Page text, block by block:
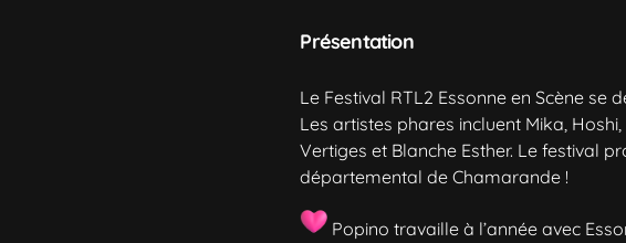
Présentation
Le Festival RTL2 Essonne en Scène
Les artistes phares incluent Mika,
Vertiges et Blanche Esther. Le festival
départemental de Chamarande !
Popino travaille à l’année avec